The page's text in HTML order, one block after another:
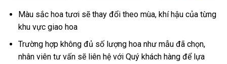
Màu sắc hoa tươi sẽ thay đổi theo mùa, khí hậu của từng
khu vực giao hoa
Trường hợp không đủ số lượng hoa như mẫu đã chọn,
nhân viên tư vấn sẽ liên hệ với Quý khách hàng để lựa